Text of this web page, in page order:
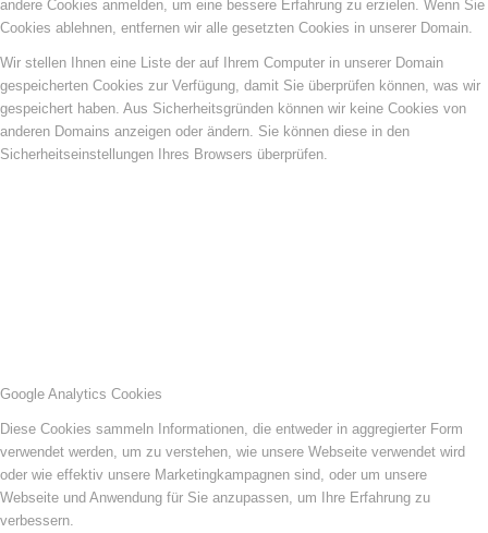
andere Cookies anmelden, um eine bessere Erfahrung zu erzielen. Wenn Sie
Cookies ablehnen, entfernen wir alle gesetzten Cookies in unserer Domain.
Wir stellen Ihnen eine Liste der auf Ihrem Computer in unserer Domain
gespeicherten Cookies zur Verfügung, damit Sie überprüfen können, was wir
gespeichert haben. Aus Sicherheitsgründen können wir keine Cookies von
anderen Domains anzeigen oder ändern. Sie können diese in den
Sicherheitseinstellungen Ihres Browsers überprüfen.
Google Analytics Cookies
Diese Cookies sammeln Informationen, die entweder in aggregierter Form
verwendet werden, um zu verstehen, wie unsere Webseite verwendet wird
oder wie effektiv unsere Marketingkampagnen sind, oder um unsere
Webseite und Anwendung für Sie anzupassen, um Ihre Erfahrung zu
verbessern.